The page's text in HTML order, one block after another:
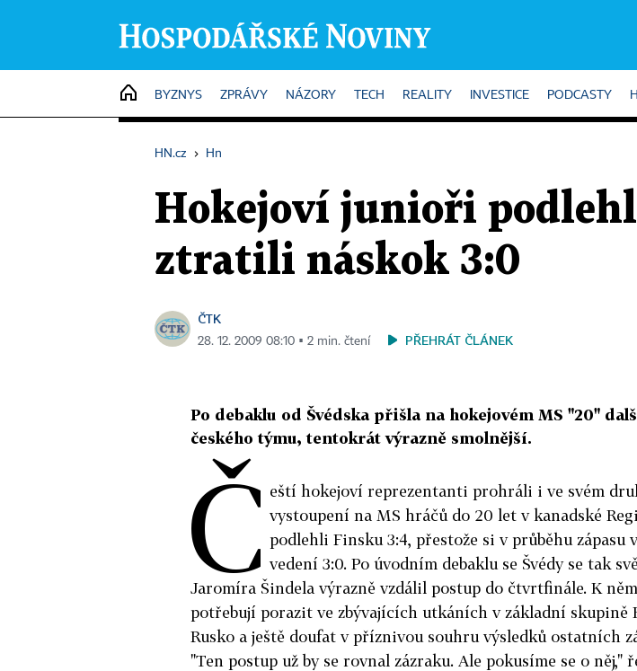
HOME
BYZNYS ZPRÁVY NÁZORY TECH REALITY INVESTICE PODCASTY
HN.cz › Hn
Hokejoví junioři
ztratili náskok 3:0
ČTK
28. 12. 2009 08:10 ▪ 2 min. čtení PŘEHRÁT ČLÁNEK
Po debaklu od Švédska přišla na hokejovém MS "20"
českého týmu, tentokrát výrazně smolnější.
Č eští hokejoví reprezentanti prohráli i ve svém
vystoupení na MS hráčů do 20 let v kanadské
podlehli Finsku 3:4, přestože si v průběhu zápasu
vedení 3:0. Po úvodním debaklu se Švédy se tak
Jaromíra Šindela výrazně vzdálil postup do čtvrtfinále. K
potřebují porazit ve zbývajících utkáních v základní skupině
Rusko a ještě doufat v příznivou souhru výsledků ostatních
"Ten postup už by se rovnal zázraku. Ale pokusíme se o něj,"